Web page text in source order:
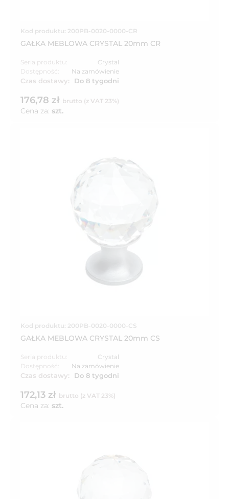
Kod produktu: 200PB-0020-0000-CR
GAŁKA MEBLOWA CRYSTAL 20mm CR
Seria produktu:
Crystal
Dostępność:
Na zamówienie
Czas dostawy: Do 8 tygodni
176,78 zł brutto (z VAT 23%)
Cena za: szt.
Kod produktu: 200PB-0020-0000-CS
GAŁKA MEBLOWA CRYSTAL 20mm CS
Seria produktu:
Crystal
Dostępność:
Na zamówienie
Czas dostawy: Do 8 tygodni
172,13 zł brutto (z VAT 23%)
Cena za: szt.